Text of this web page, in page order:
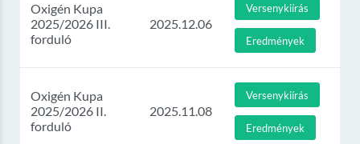
Oxigén Kupa
2025/2026 III.
forduló
2025.12.06
Versenykiírás
Eredmények
Oxigén Kupa
2025/2026 II.
forduló
2025.11.08
Versenykiírás
Eredmények